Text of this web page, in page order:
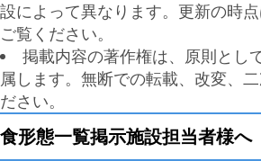
設によって異なります。更新の時
ご覧ください。
掲載内容の著作権は、原則とし
属します。無断での転載、改変、
ださい。
食形態一覧掲示施設担当者様へ